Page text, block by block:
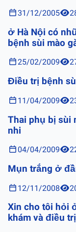
31/12/2005
ở Hà Nội có
bệnh sùi mào
25/02/2009
Điều trị bệnh
11/04/2009
Thai phụ bị sùi
nhi
04/04/2009
Mụn trắng ở
12/11/2008
Xin cho tôi hỏi
khám và điều